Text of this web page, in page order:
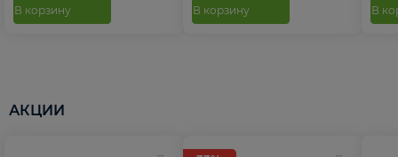
В корзину В корзину В
АКЦИИ